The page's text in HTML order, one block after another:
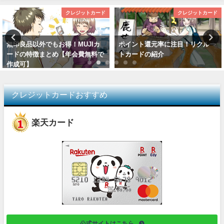
クレジットカード
無印良品以外でもお得！MUJIカ
ードの特徴まとめ【年会費無料で
作成可】
クレジットカード
ポイント還元率に注目！リクルー
トカードの紹介
クレジットカードおすすめ
楽天カード